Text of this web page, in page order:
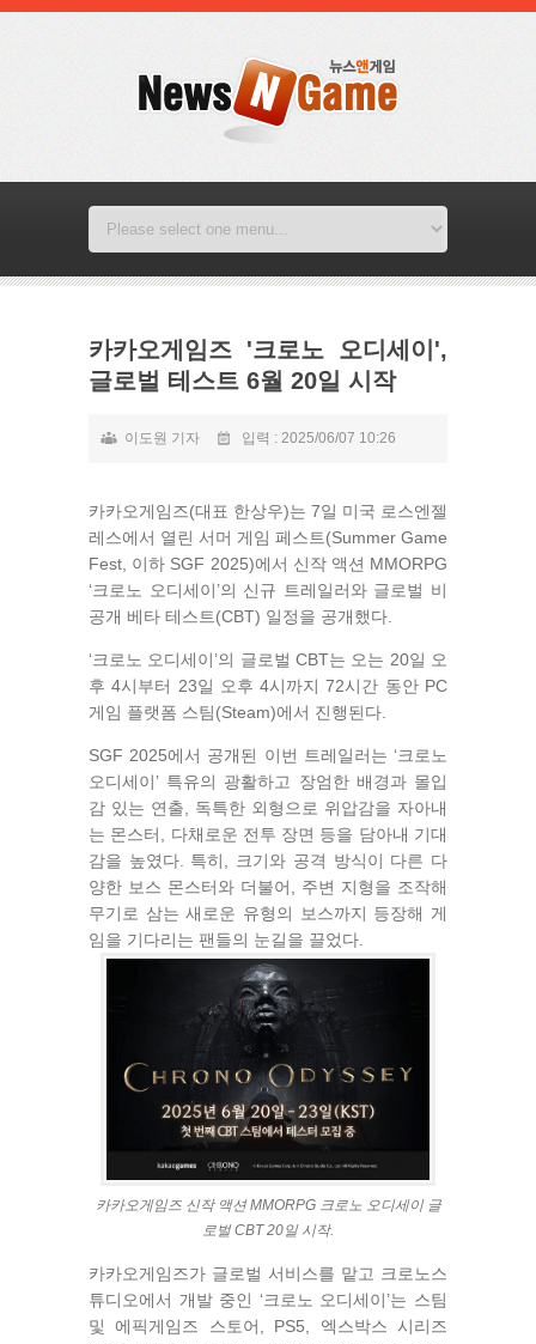
카카오게임즈 '크로노 오디세이',
글로벌 테스트 6월 20일 시작
이도원 기자 입력 : 2025/06/07 10:26
카카오게임즈(대표 한상우)는 7일 미국 로스엔젤
레스에서 열린 서머 게임 페스트(Summer Game
Fest, 이하 SGF 2025)에서 신작 액션 MMORPG
‘크로노 오디세이’의 신규 트레일러와 글로벌 비
공개 베타 테스트(CBT) 일정을 공개했다.
‘크로노 오디세이’의 글로벌 CBT는 오는 20일 오
후 4시부터 23일 오후 4시까지 72시간 동안 PC
게임 플랫폼 스팀(Steam)에서 진행된다.
SGF 2025에서 공개된 이번 트레일러는 ‘크로노
오디세이’ 특유의 광활하고 장엄한 배경과 몰입
감 있는 연출, 독특한 외형으로 위압감을 자아내
는 몬스터, 다채로운 전투 장면 등을 담아내 기대
감을 높였다. 특히, 크기와 공격 방식이 다른 다
양한 보스 몬스터와 더불어, 주변 지형을 조작해
무기로 삼는 새로운 유형의 보스까지 등장해 게
임을 기다리는 팬들의 눈길을 끌었다.
카카오게임즈 신작 액션 MMORPG 크로노 오디세이 글
로벌 CBT 20일 시작.
카카오게임즈가 글로벌 서비스를 맡고 크로노스
튜디오에서 개발 중인 ‘크로노 오디세이’는 스팀
및 에픽게임즈 스토어, PS5, 엑스박스 시리즈